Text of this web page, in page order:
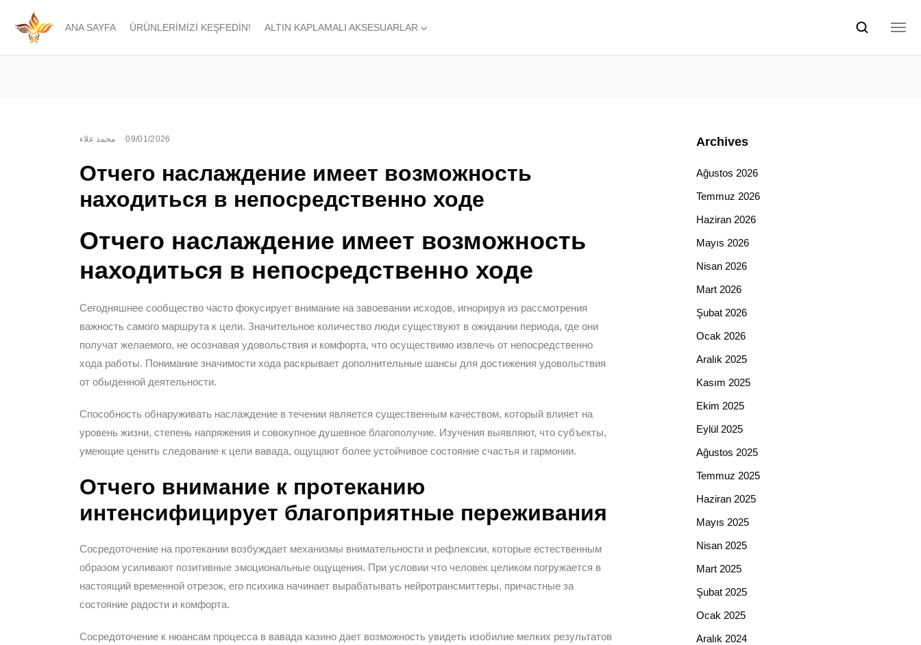
ANA SAYFA ÜRÜNLERIMIZI KEŞFEDIN! ALTIN KAPLAMALI AKSESUARLAR
محمد علاء 09/01/2026
Отчего наслаждение имеет возможность
находиться в непосредственно ходе
Отчего наслаждение имеет возможность
находиться в непосредственно ходе
Сегодняшнее сообщество часто фокусирует внимание на завоевании исходов, игнорируя из рассмотрения
важность самого маршрута к цели. Значительное количество люди существуют в ожидании периода, где они
получат желаемого, не осознавая удовольствия и комфорта, что осуществимо извлечь от непосредственно
хода работы. Понимание значимости хода раскрывает дополнительные шансы для достижения удовольствия
от обыденной деятельности.
Способность обнаруживать наслаждение в течении является существенным качеством, который влияет на
уровень жизни, степень напряжения и совокупное душевное благополучие. Изучения выявляют, что субъекты,
умеющие ценить следование к цели вавада, ощущают более устойчивое состояние счастья и гармонии.
Отчего внимание к протеканию
интенсифицирует благоприятные переживания
Сосредоточение на протекании возбуждает механизмы внимательности и рефлексии, которые естественным
образом усиливают позитивные эмоциональные ощущения. При условии что человек целиком погружается в
настоящий временной отрезок, его психика начинает вырабатывать нейротрансмиттеры, причастные за
состояние радости и комфорта.
Сосредоточение к нюансам процесса в вавада казино дает возможность увидеть изобилие мелких результатов
Archives
Ağustos 2026
Temmuz 2026
Haziran 2026
Mayıs 2026
Nisan 2026
Mart 2026
Şubat 2026
Ocak 2026
Aralık 2025
Kasım 2025
Ekim 2025
Eylül 2025
Ağustos 2025
Temmuz 2025
Haziran 2025
Mayıs 2025
Nisan 2025
Mart 2025
Şubat 2025
Ocak 2025
Aralık 2024